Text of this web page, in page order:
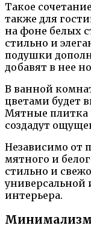
Такое
также для
на фоне белых
стильно и
подушки
добавят в нее
В ванной
цветами будет
Мятные плитка
создадут
Независимо от
мятного и
стильно и
универсальной
интерьера.
Минимализм